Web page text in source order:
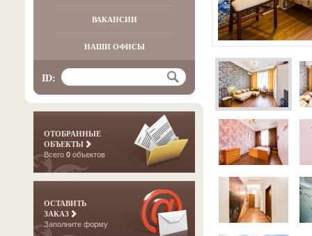
ВАКАНСИИ
НАШИ ОФИСЫ
ID:
ОТОБРАННЫЕ
ОБЪЕКТЫ
Всего 0 объектов
ОСТАВИТЬ
ЗАКАЗ
Заполните форму